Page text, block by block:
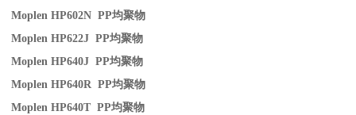
Moplen HP602N PP均聚物
Moplen HP622J PP均聚物
Moplen HP640J PP均聚物
Moplen HP640R PP均聚物
Moplen HP640T PP均聚物